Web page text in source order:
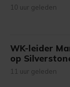
10 uur geleden
WK-leider
op
11 uur geleden